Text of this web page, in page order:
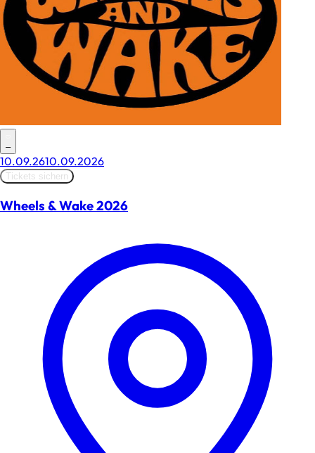
–
10.09.2610.09.2026
Tickets sichern
Wheels & Wake 2026